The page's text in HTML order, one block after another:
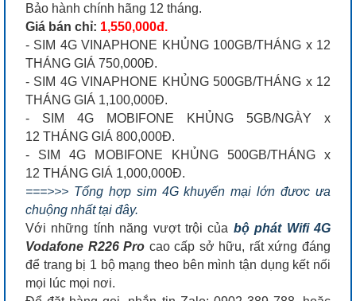
Bảo hành chính hãng 12 tháng.
Giá bán chỉ: 1,550,000đ.
- SIM 4G VINAPHONE KHỦNG 100GB/THÁNG x 12
THÁNG GIÁ 750,000Đ.
- SIM 4G VINAPHONE KHỦNG 500GB/THÁNG x 12
THÁNG GIÁ 1,100,000Đ.
- SIM 4G MOBIFONE KHỦNG 5GB/NGÀY x
12 THÁNG GIÁ 800,000Đ.
- SIM 4G MOBIFONE KHỦNG 500GB/THÁNG x
12 THÁNG GIÁ 1,000,000Đ.
===>>> Tổng hợp sim 4G khuyến mại lớn đươc ưa
chuộng nhất tại đây.
Với những tính năng vượt trội của bộ phát Wifi 4G
Vodafone R226 Pro cao cấp sở hữu, rất xứng đáng
để trang bị 1 bộ mạng theo bên mình tận dụng kết nối
mọi lúc mọi nơi.